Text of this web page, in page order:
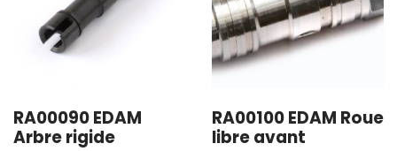
RA00090 EDAM
Arbre rigide
RA00100 EDAM Roue
libre avant